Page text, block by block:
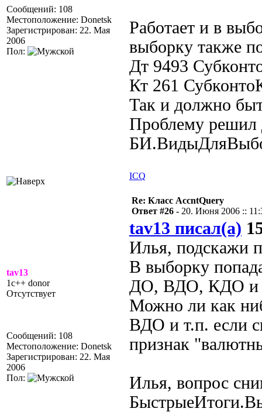
Сообщений: 108
Местоположение: Donetsk
Зарегистрирован: 22. Мая
2006
Пол:
Работает и в
выборку также
Дт 9493
Кт 261
Так и должно
Проблему решил
ICQ
tav13
1c++ donor
Отсутствует
Сообщений: 108
Местоположение: Donetsk
Зарегистрирован: 22. Мая
2006
Пол:
Re: Класс AccntQuery
Ответ #26 - 20. Июня 2006 ::
tav13 писал(а)
Илья, подскажи
В выборку
ДО, ВДО, КДО и
Можно ли как
ВДО и т.п. если
признак
Илья, вопрос